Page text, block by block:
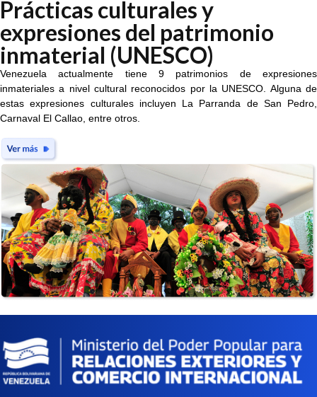
Prácticas culturales y
expresiones del patrimonio
inmaterial (UNESCO)
Venezuela actualmente tiene 9 patrimonios de expresiones
inmateriales a nivel cultural reconocidos por la UNESCO. Alguna de
estas expresiones culturales incluyen La Parranda de San Pedro,
Carnaval El Callao, entre otros.